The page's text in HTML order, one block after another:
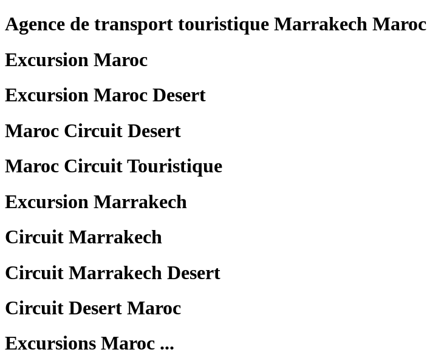
Agence de transport touristique Marrakech Maroc
Excursion Maroc
Excursion Maroc Desert
Maroc Circuit Desert
Maroc Circuit Touristique
Excursion Marrakech
Circuit Marrakech
Circuit Marrakech Desert
Circuit Desert Maroc
Excursions Maroc ...